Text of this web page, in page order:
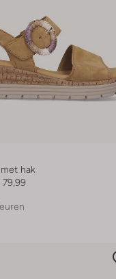
hak
79,99